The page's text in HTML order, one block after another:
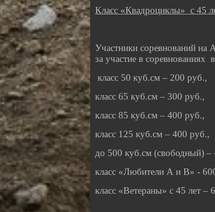
Класс «Квадроциклы» с 45
Участники соревнований на
за участие в соревнованиях
класс 50 куб.см – 200 руб.,
класс 65 куб.см – 300 руб.,
класс 85 куб.см – 400 руб.,
класс 125 куб.см – 400 руб.,
до 500 куб.см (свободный) –
класс «Любители А и В» -
класс «Ветераны» с 45 лет –